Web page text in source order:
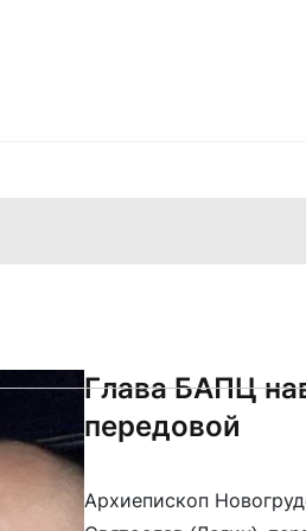
Глава БАПЦ
передовой
Архиепископ